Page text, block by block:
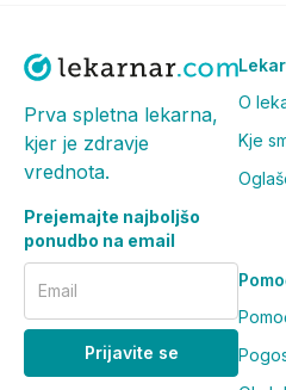
Prva spletna lekarna,
kjer je zdravje
vrednota.
Prejemajte najboljšo
ponudbo na email
Email
Prijavite se
O
Kje